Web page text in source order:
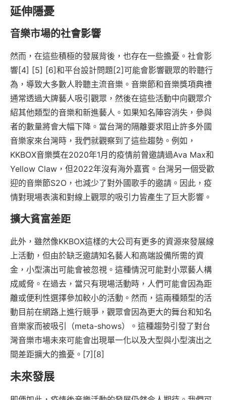
延伸隱憂
音樂市場的社會影響
然而，在這些積極的發展背後，也存在一些擔憂。社會影
響[4] [5] [6]和平台設計問題[2]可能會影響觀眾的聆聽行
為，導致大多數人聆聽主流音樂。音樂節和音樂獎項典禮
通常透過大牌藝人吸引觀眾，然後在這些活動中向觀眾介
紹其他類型的音樂和新進藝人。如果知名陣容消失，參與
者的數量將會大幅下降。當台灣的隔離要求阻止許多外國
音樂家來台灣時，我們就觀察到了這些趨勢。例如，
KKBOX音樂獎在2020年1月的疫情前曾邀請過Ava Max和
Yellow Claw，但2022年沒有海外嘉賓。台灣另一個受歡
迎的音樂節S2O，也減少了對外國歌手的邀請。因此，疫
情對現場表演和對線上觀眾的吸引力皆產生了巨大影響。
擴大貧富差距
此外，雖然像KKBOX這樣的大公司有更多的資源來發展線
上活動，但由於缺乏邀請知名藝人和高端設備所需的資
金，小型演出可能會被忽視。這種情況可能對小眾藝人構
成威脅。在過去，當只有現場活動時，人們可能會因為距
離或便利性選擇參加較小的活動。然而，這兩種類型的活
動目前在網路上進行競爭，觀眾會因為更大的舞台和知名
音樂家而被吸引（meta-shows）。這種趨勢引發了對台
灣音樂市場未來可能會出現單一化以及大型與小型演出之
間差距擴大的擔憂。[7][8]
未來發展